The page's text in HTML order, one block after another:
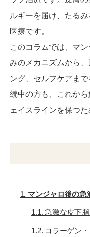
ルギーを届け、たる
医療です。
このコラムでは、マ
みのメカニズムから
ング、セルフケアま
続中の方も、これか
ェイスラインを保つ
1. マンジャロ後の急
1.1. 急激な皮下
1.2. コラーゲン